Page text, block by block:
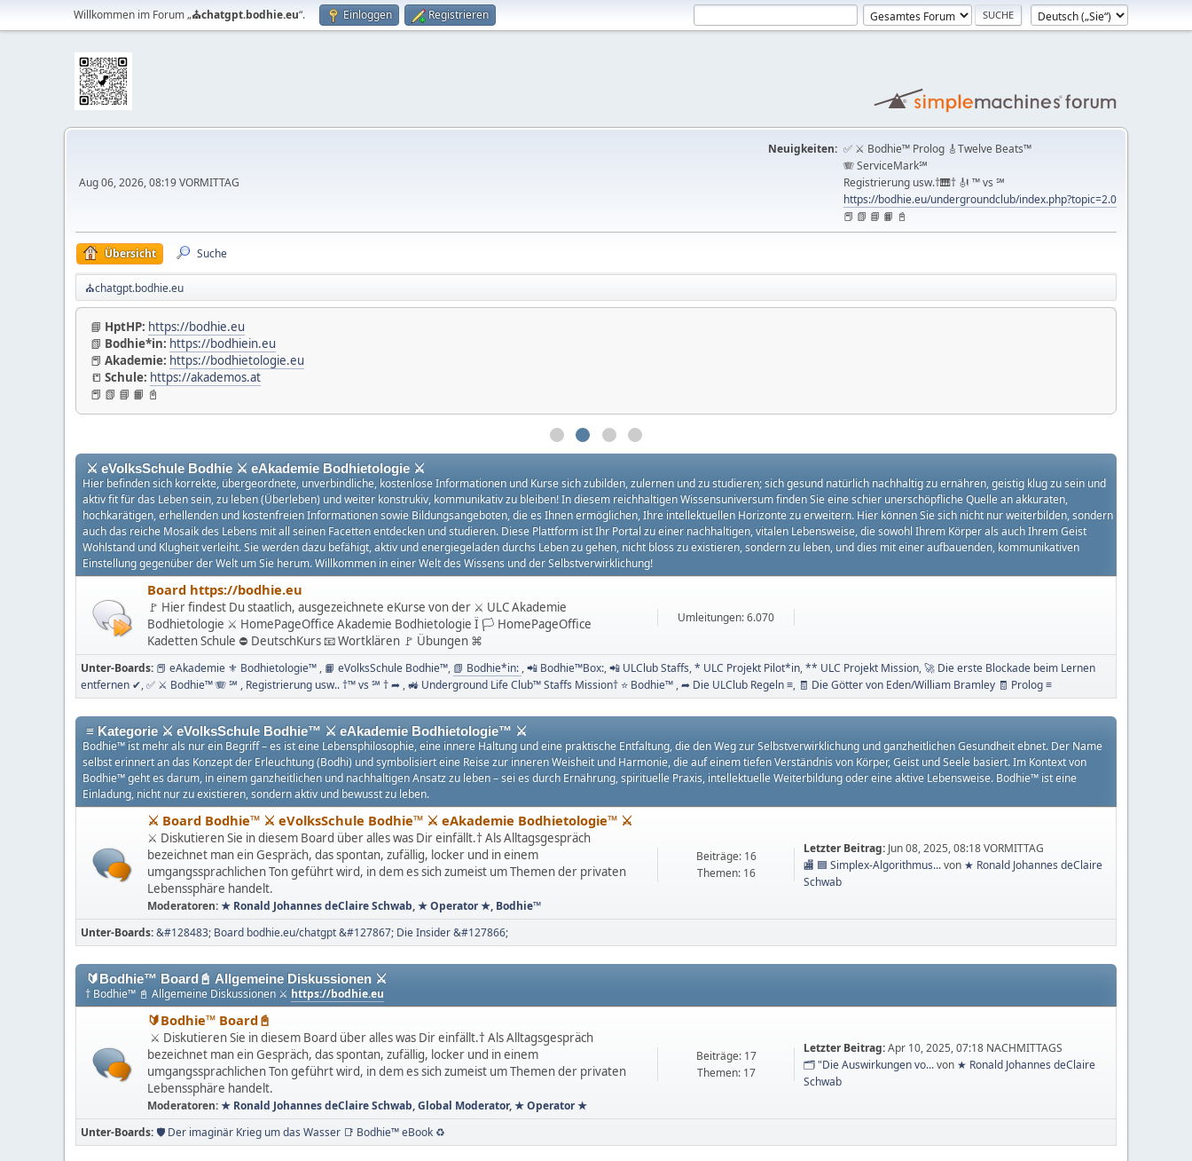
Willkommen im Forum „⛪chatgpt.bodhie.eu“. Einloggen Registrieren
Aug 06, 2026, 08:19 VORMITTAG
Neuigkeiten: ✅ ⚔ Bodhie™ Prolog 🎸Twelve Beats™
🪗 ServiceMark℠
Registrierung usw.†🎹† 🎻 ™ vs ℠
https://bodhie.eu/undergroundclub/index.php?topic=2.0
📕 📗 📘 📙 📓
Übersicht Suche
⛪chatgpt.bodhie.eu
📘 HptHP: https://bodhie.eu
📗 Bodhie*in: https://bodhiein.eu
📕 Akademie: https://bodhietologie.eu
📒 Schule: https://akademos.at
📕 📗 📘 📙 📓
⭐️ Bodhie Ronald Johannes deClaire Schwab
🇦🇹 ULC eV. IV-Vr 442/b/VVW/96 LPD Wien/Vienna-Österreich/Austria 🇪🇺 EU
➦ Siehe weiter unten den genauen Überblick!
⚔ Viel Glück
📕 📗 📘 📙 📓
⚔ eVolksSchule Bodhie ⚔ eAkademie Bodhietologie ⚔
Hier befinden sich korrekte, übergeordnete, unverbindliche, kostenlose Informationen und Kurse sich zubilden, zulernen und zu studieren; sich gesund natürlich nachhaltig zu ernähren, geistig klug zu sein und
aktiv fit für das Leben sein, zu leben (Überleben) und weiter konstrukiv, kommunikativ zu bleiben! In diesem reichhaltigen Wissensuniversum finden Sie eine schier unerschöpfliche Quelle an akkuraten,
hochkarätigen, erhellenden und kostenfreien Informationen sowie Bildungsangeboten, die es Ihnen ermöglichen, Ihre intellektuellen Horizonte zu erweitern. Hier können Sie sich nicht nur weiterbilden, sondern
auch das reiche Mosaik des Lebens mit all seinen Facetten entdecken und studieren. Diese Plattform ist Ihr Portal zu einer nachhaltigen, vitalen Lebensweise, die sowohl Ihrem Körper als auch Ihrem Geist
Wohlstand und Klugheit verleiht. Sie werden dazu befähigt, aktiv und energiegeladen durchs Leben zu gehen, nicht bloss zu existieren, sondern zu leben, und dies mit einer aufbauenden, kommunikativen
Einstellung gegenüber der Welt um Sie herum. Willkommen in einer Welt des Wissens und der Selbstverwirklichung!
Board https://bodhie.eu
🚩 Hier findest Du staatlich, ausgezeichnete eKurse von der ⚔ ULC Akademie
Bodhietologie ⚔ HomePageOffice Akademie Bodhietologie Ï 🏳 HomePageOffice
Kadetten Schule ⛔ DeutschKurs 📧 Wortklären 🚩 Übungen ⌘
Umleitungen: 6.070
Unter-Boards 📕 eAkademie ⚜ Bodhietologie™ 📙 eVolksSchule Bodhie™ 📗 Bodhie*in: 📲 Bodhie™Box: 📲 ULClub Staffs * ULC Projekt Pilot*in ** ULC Projekt Mission 🚀 Die erste Blockade beim Lernen
entfernen ✔ ✅ ⚔ Bodhie™ 🪗 ℠ , Registrierung usw.. †™ vs ℠ † ➦ 🚜 Underground Life Club™ Staffs Mission† ⭐️ Bodhie™ ➦ Die ULClub Regeln ≡ 🧾 Die Götter von Eden/William Bramley 🧾 Prolog ≡
≡ Kategorie ⚔ eVolksSchule Bodhie™ ⚔ eAkademie Bodhietologie™ ⚔
Bodhie™ ist mehr als nur ein Begriff – es ist eine Lebensphilosophie, eine innere Haltung und eine praktische Entfaltung, die den Weg zur Selbstverwirklichung und ganzheitlichen Gesundheit ebnet. Der Name
selbst erinnert an das Konzept der Erleuchtung (Bodhi) und symbolisiert eine Reise zur inneren Weisheit und Harmonie, die auf einem tiefen Verständnis von Körper, Geist und Seele basiert. Im Kontext von
Bodhie™ geht es darum, in einem ganzheitlichen und nachhaltigen Ansatz zu leben – sei es durch Ernährung, spirituelle Praxis, intellektuelle Weiterbildung oder eine aktive Lebensweise. Bodhie™ ist eine
Einladung, nicht nur zu existieren, sondern aktiv und bewusst zu leben.
⚔ Board Bodhie™ ⚔ eVolksSchule Bodhie™ ⚔ eAkademie Bodhietologie™ ⚔
⚔ Diskutieren Sie in diesem Board über alles was Dir einfällt.† Als Alltagsgespräch
bezeichnet man ein Gespräch, das spontan, zufällig, locker und in einem
umgangssprachlichen Ton geführt wird, in dem es sich zumeist um Themen der privaten
Lebenssphäre handelt.
Moderatoren:★ Ronald Johannes deClaire Schwab,★ Operator ★, Bodhie™
Beiträge: 16
Themen: 16
Letzter Beitrag: Jun 08, 2025, 08:18 VORMITTAG
🏬 🟦 Simplex-Algorithmus...von ★ Ronald Johannes deClaire
Schwab
Unter-Boards &#128483; Board bodhie.eu/chatgpt &#127867; Die Insider &#127866;
🔰Bodhie™ Board📓 Allgemeine Diskussionen ⚔
† Bodhie™ 📓 Allgemeine Diskussionen ⚔ https://bodhie.eu
🔰Bodhie™ Board📓
⚔ Diskutieren Sie in diesem Board über alles was Dir einfällt.† Als Alltagsgespräch
bezeichnet man ein Gespräch, das spontan, zufällig, locker und in einem
umgangssprachlichen Ton geführt wird, in dem es sich zumeist um Themen der privaten
Lebenssphäre handelt.
Moderatoren:★ Ronald Johannes deClaire Schwab,Global Moderator,★ Operator ★
Beiträge: 17
Themen: 17
Letzter Beitrag:Apr 10, 2025, 07:18 NACHMITTAGS
🗂️ "Die Auswirkungen vo...von ★ Ronald Johannes deClaire
Schwab
Unter-Boards 🛡️ Der imaginär Krieg um das Wasser 📑 Bodhie™ eBook ♻